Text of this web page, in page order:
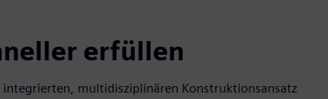
erfüllen
multidisziplinären Konstruktionsansatz